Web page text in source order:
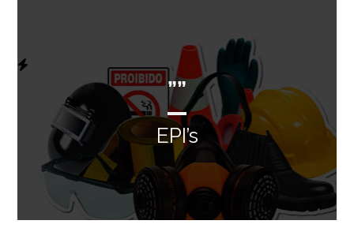
””
EPI’s